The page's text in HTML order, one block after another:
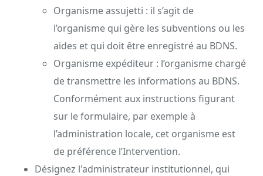
Organisme assujetti : il s’agit de
l’organisme qui gère les subventions ou les
aides et qui doit être enregistré au BDNS.
Organisme expéditeur : l’organisme chargé
de transmettre les informations au BDNS.
Conformément aux instructions figurant
sur le formulaire, par exemple à
l’administration locale, cet organisme est
de préférence l’Intervention.
Désignez l'administrateur institutionnel, qui